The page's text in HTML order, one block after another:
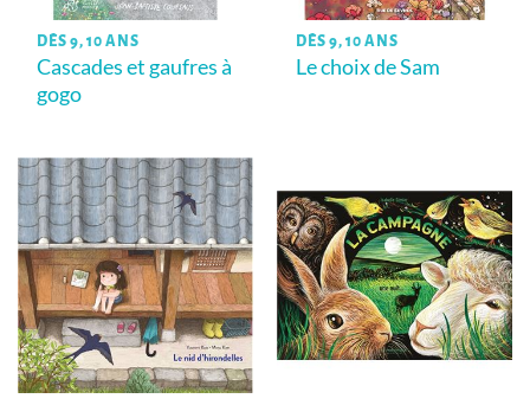
DÈS 9, 10 ANS
Cascades et gaufres à
gogo
DÈS 9, 10 ANS
Le choix de Sam